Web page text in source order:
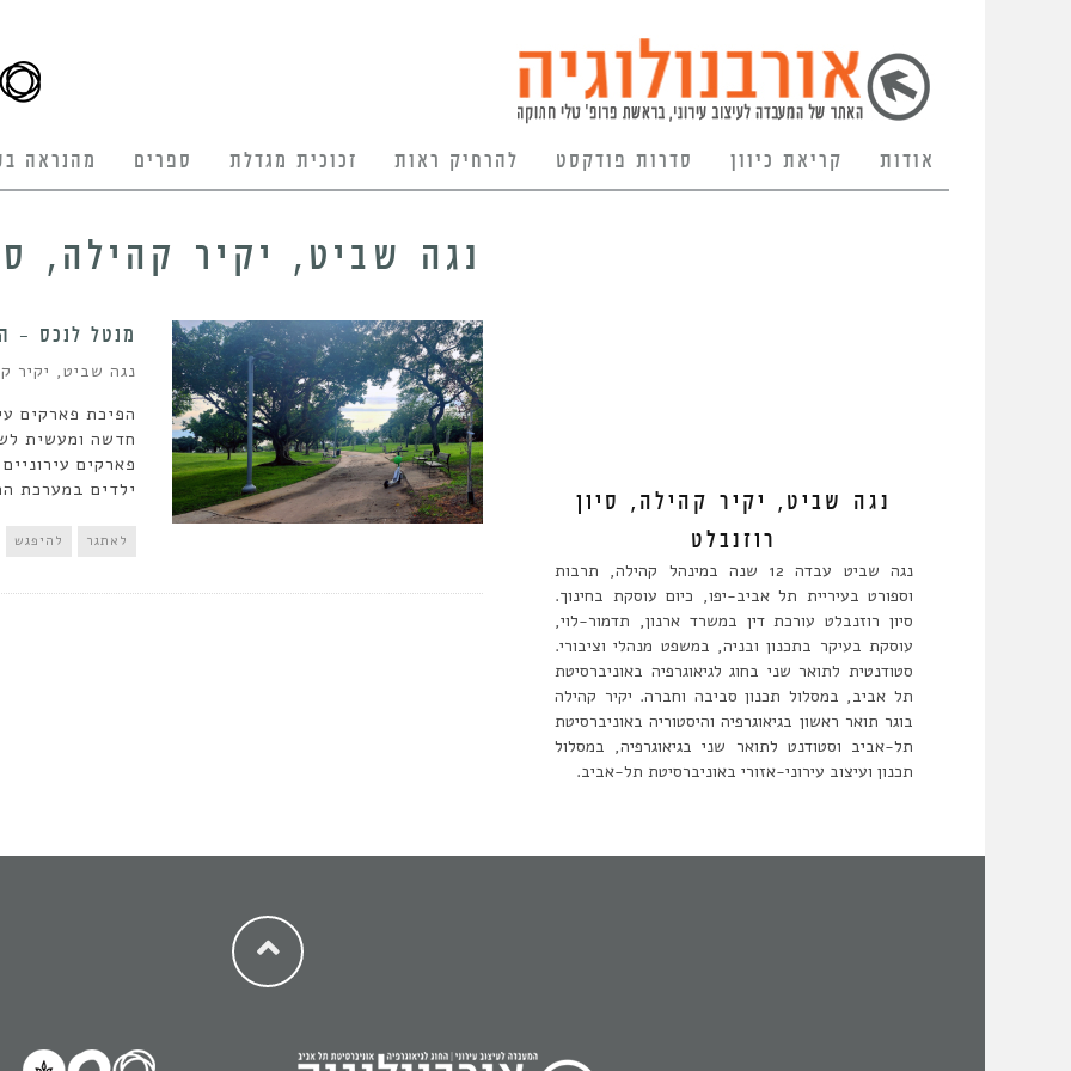
אודות קריאת כיוון סדרות פודקסט להרחיק ראות זכוכית מגדלת ספרים מהנראה
נגה שביט, יקיר קהילה,
מנטל לנכס –
נגה שביט, יקיר
הפיכת פארקים
חדשה ומעשית
פארקים
ילדים במערכת
לאתגר להיפגש
נגה שביט, יקיר קהילה, סיון
רוזנבלט
נגה שביט עבדה 12 שנה במינהל קהילה, תרבות
וספורט בעיריית תל אביב-יפו, כיום עוסקת בחינוך.
סיון רוזנבלט עורכת דין במשרד ארנון, תדמור-לוי,
עוסקת בעיקר בתכנון ובניה, במשפט מנהלי וציבורי.
סטודנטית לתואר שני בחוג לגיאוגרפיה באוניברסיטת
תל אביב, במסלול תכנון סביבה וחברה. יקיר קהילה
בוגר תואר ראשון בגיאוגרפיה והיסטוריה באוניברסיטת
תל-אביב וסטודנט לתואר שני בגיאוגרפיה, במסלול
תכנון ועיצוב עירוני-אזורי באוניברסיטת תל-אביב.